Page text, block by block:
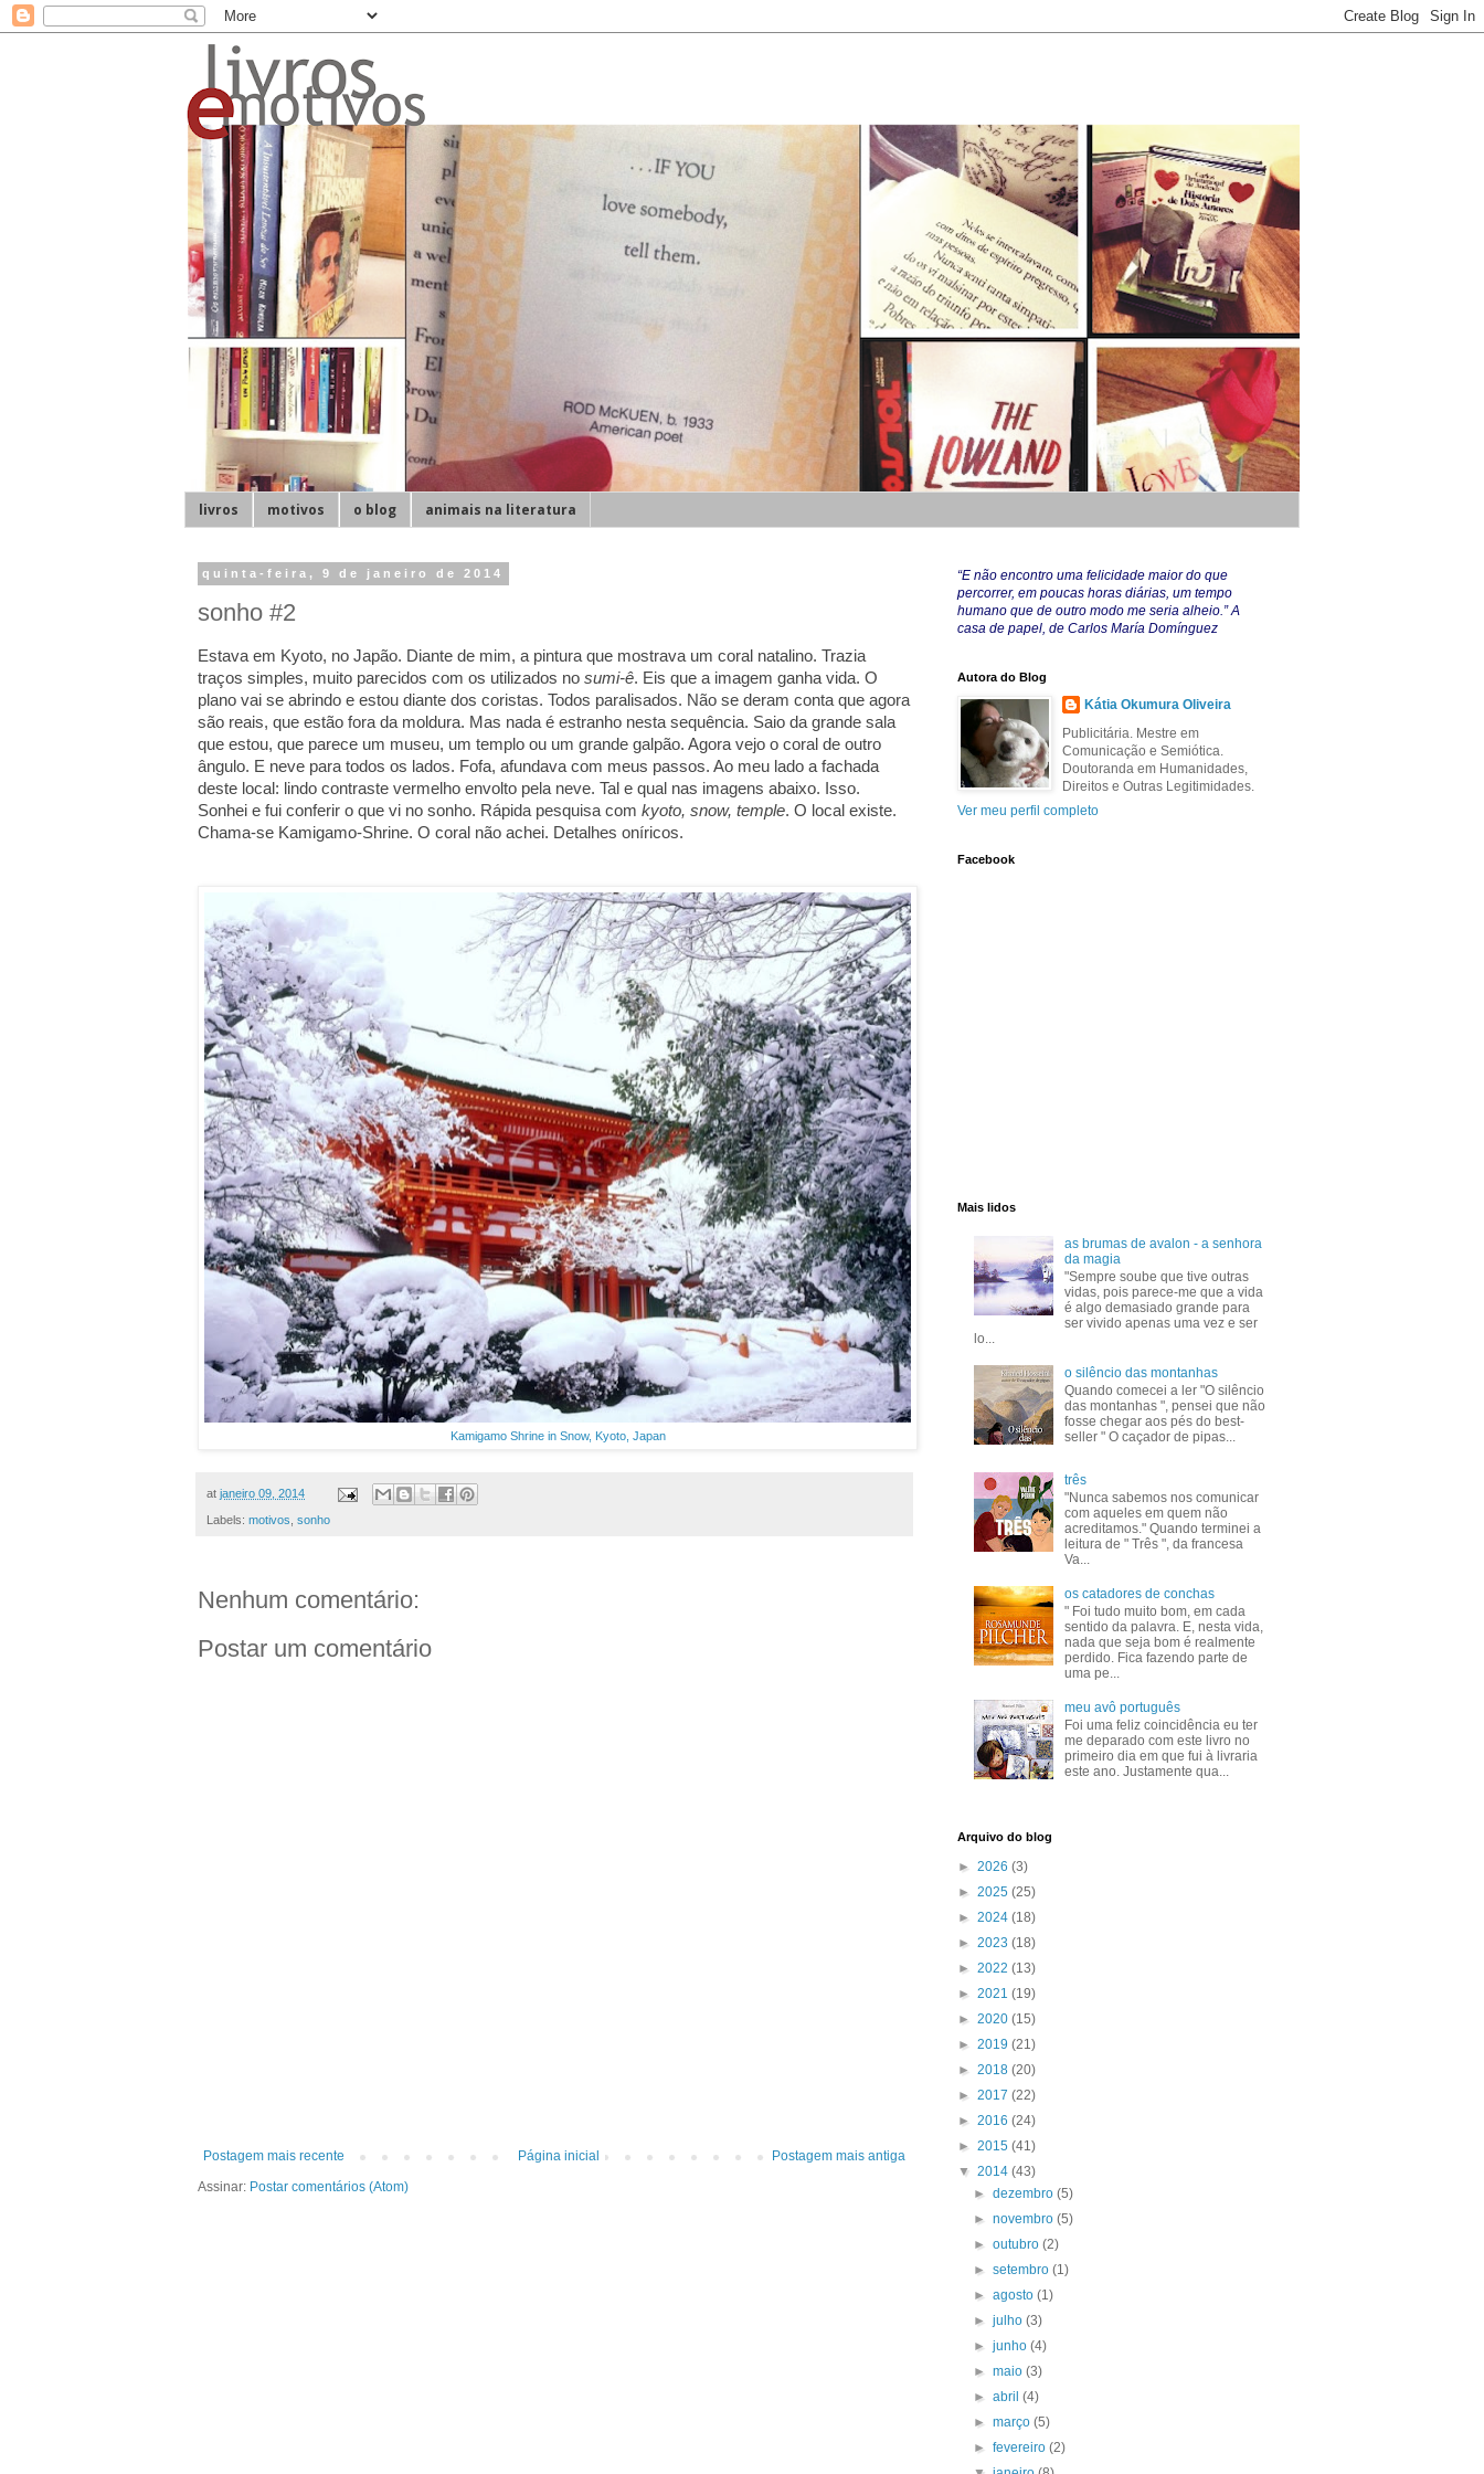
livros motivos o blog animais na literatura
quinta-feira, 9 de janeiro de 2014
sonho #2
Estava em Kyoto, no Japão. Diante de mim, a pintura que mostrava um coral natalino. Trazia
traços simples, muito parecidos com os utilizados no sumi-ê. Eis que a imagem ganha vida. O
plano vai se abrindo e estou diante dos coristas. Todos paralisados. Não se deram conta que agora
são reais, que estão fora da moldura. Mas nada é estranho nesta sequência. Saio da grande sala
que estou, que parece um museu, um templo ou um grande galpão. Agora vejo o coral de outro
ângulo. E neve para todos os lados. Fofa, afundava com meus passos. Ao meu lado a fachada
deste local: lindo contraste vermelho envolto pela neve. Tal e qual nas imagens abaixo. Isso.
Sonhei e fui conferir o que vi no sonho. Rápida pesquisa com kyoto, snow, temple. O local existe.
Chama-se Kamigamo-Shrine. O coral não achei. Detalhes oníricos.
Kamigamo Shrine in Snow, Kyoto, Japan
at janeiro 09, 2014
Labels: motivos, sonho
Nenhum comentário:
Postar um comentário
Postagem mais recente Postagem mais antiga
Página inicial
Assinar: Postar comentários (Atom)
“E não encontro uma felicidade maior do que
percorrer, em poucas horas diárias, um tempo
humano que de outro modo me seria alheio.” A
casa de papel, de Carlos María Domínguez
Autora do Blog
Kátia Okumura Oliveira
Publicitária. Mestre em
Comunicação e Semiótica.
Doutoranda em Humanidades,
Direitos e Outras Legitimidades.
Ver meu perfil completo
Facebook
Mais lidos
as brumas de avalon - a senhora
da magia
"Sempre soube que tive outras
vidas, pois parece-me que a vida
é algo demasiado grande para
ser vivido apenas uma vez e ser
lo...
o silêncio das montanhas
Quando comecei a ler "O silêncio
das montanhas ", pensei que não
fosse chegar aos pés do best-
seller " O caçador de pipas...
três
"Nunca sabemos nos comunicar
com aqueles em quem não
acreditamos." Quando terminei a
leitura de " Três ", da francesa
Va...
os catadores de conchas
" Foi tudo muito bom, em cada
sentido da palavra. E, nesta vida,
nada que seja bom é realmente
perdido. Fica fazendo parte de
uma pe...
meu avô português
Foi uma feliz coincidência eu ter
me deparado com este livro no
primeiro dia em que fui à livraria
este ano. Justamente qua...
Arquivo do blog
► 2026 (3)
► 2025 (25)
► 2024 (18)
► 2023 (18)
► 2022 (13)
► 2021 (19)
► 2020 (15)
► 2019 (21)
► 2018 (20)
► 2017 (22)
► 2016 (24)
► 2015 (41)
▼ 2014 (43)
►dezembro(5)
►novembro(5)
►outubro(2)
►setembro(1)
►agosto(1)
►julho(3)
►junho(4)
►maio(3)
►abril(4)
►março(5)
►fevereiro(2)